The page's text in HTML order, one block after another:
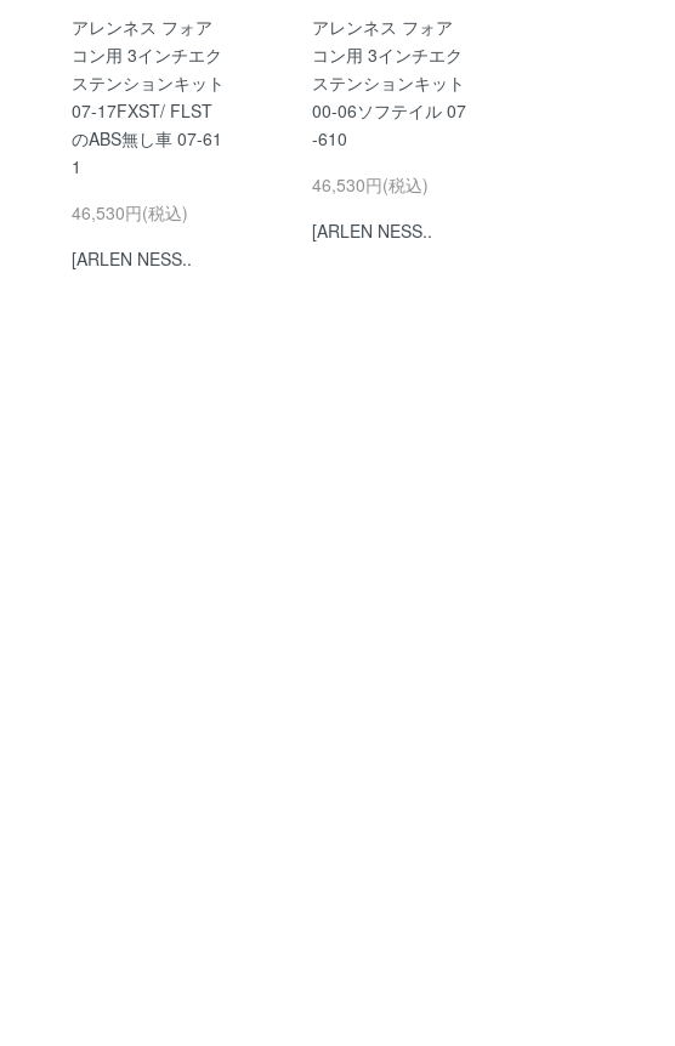
アレンネス フォア
コン用 3インチエク
ステンションキット
07-17FXST/ FLST
のABS無し車 07-61
1
46,530円(税込)
[ARLEN NESS..
アレンネス フォア
コン用 3インチエク
ステンションキット
00-06ソフテイル 07
-610
46,530円(税込)
[ARLEN NESS..